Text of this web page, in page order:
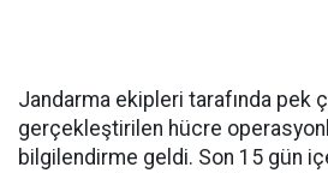
Jandarma ekipleri tarafında pek
gerçekleştirilen hücre
bilgilendirme geldi. Son 15 gün